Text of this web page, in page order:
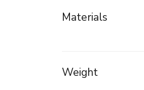
Materials
Weight